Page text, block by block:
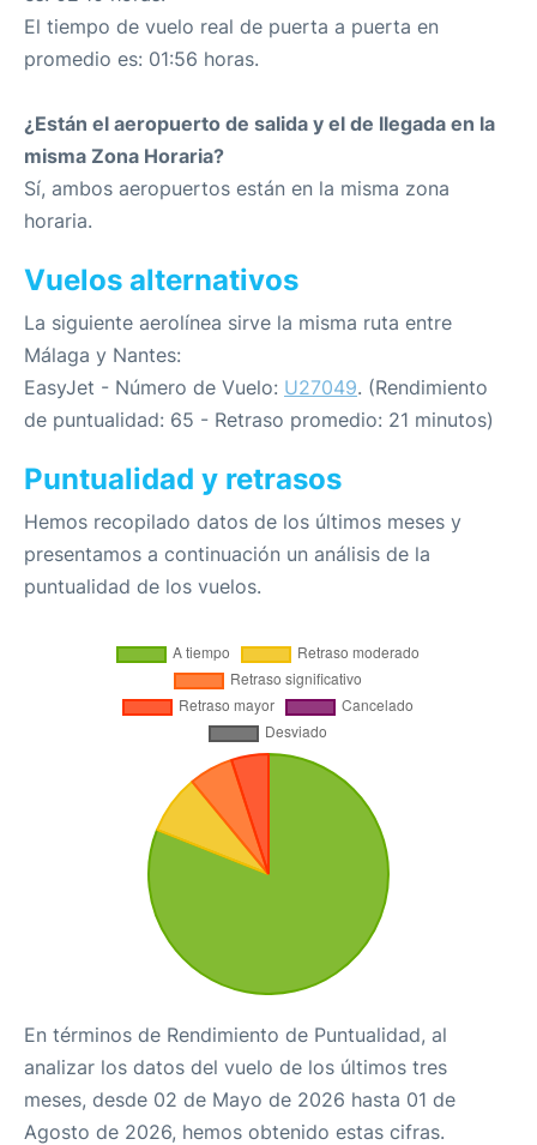
El tiempo de vuelo real de puerta a puerta en
promedio es: 01:56 horas.
¿Están el aeropuerto de salida y el de llegada en la
misma Zona Horaria?
Sí, ambos aeropuertos están en la misma zona
horaria.
Vuelos alternativos
La siguiente aerolínea sirve la misma ruta entre
Málaga y Nantes:
EasyJet - Número de Vuelo: U27049. (Rendimiento
de puntualidad: 65 - Retraso promedio: 21 minutos)
Puntualidad y retrasos
Hemos recopilado datos de los últimos meses y
presentamos a continuación un análisis de la
puntualidad de los vuelos.
En términos de Rendimiento de Puntualidad, al
analizar los datos del vuelo de los últimos tres
meses, desde 02 de Mayo de 2026 hasta 01 de
Agosto de 2026, hemos obtenido estas cifras.